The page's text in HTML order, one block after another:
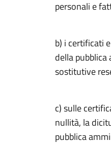
personali e
b) i certificati
della
sostitutive
c) sulle
nullità, la
pubblica